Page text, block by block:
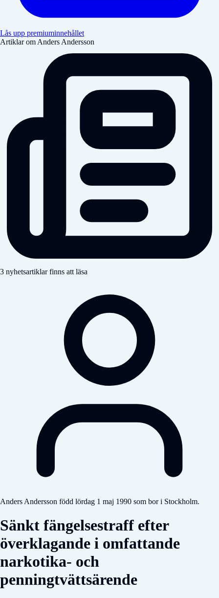
Lås upp premiuminnehållet
Artiklar om Anders Andersson
3 nyhetsartiklar finns att läsa
Anders Andersson född lördag 1 maj 1990 som bor i Stockholm.
Sänkt fängelsestraff efter
överklagande i omfattande
narkotika- och
penningtvättsärende